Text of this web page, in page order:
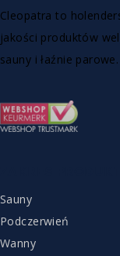
Cleopatra to
jakości produktów
sauny i łaźnie parowe.
Sauny
Podczerwień
Wanny